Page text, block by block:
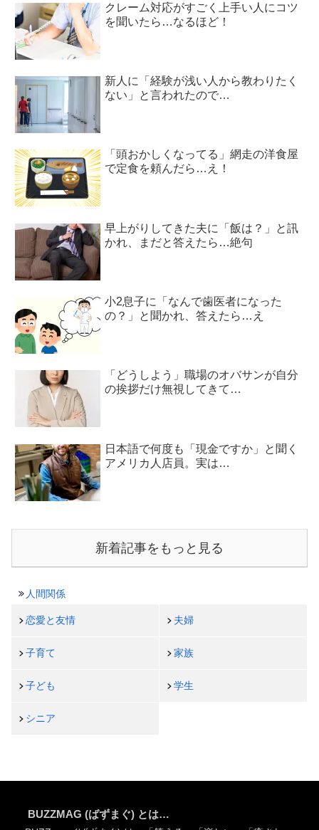
クレーム対応がすごく上手い人にコツ
を聞いたら…なるほど！
新人に「経験が浅い人から教わりたく
ない」と言われたので…
「頭おかしくなってる」網走の洋食屋
で定食を頼んだら…え！
早上がりしてきた夫に「飯は？」と訊
かれ、まだと答えたら…絶句
小2息子に「なんで歯医者になった
の？」と聞かれ、答えたら…え
「どうしよう」職場のオバサンが自分
の挨拶だけ無視してきて…
日本語で何度も「現金ですか」と聞く
アメリカ人店員。実は…
新着記事をもっと見る
人間関係
恋愛と友情 夫婦
子育て 家族
子ども 学生
シニア
BUZZMAG (ばずまぐ) とは…